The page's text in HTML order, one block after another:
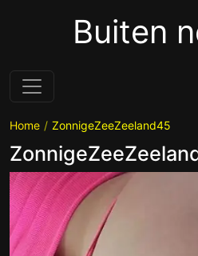
Buiten
Home ZonnigeZeeZeeland45